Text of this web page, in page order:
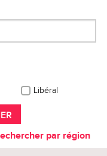
Libéral
par région